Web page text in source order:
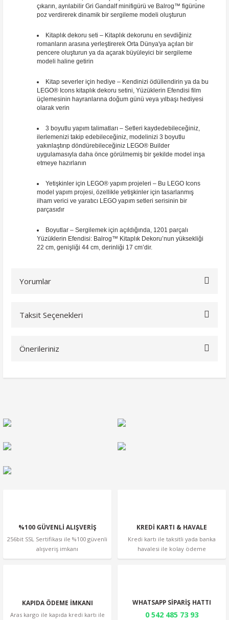
çıkarın, ayrılabilir Gri Gandalf minifigürü ve Balrog™ figürüne
poz verdirerek dinamik bir sergileme modeli oluşturun
Kitaplık dekoru seti – Kitaplık dekorunu en sevdiğiniz
romanların arasına yerleştirerek Orta Dünya'ya açılan bir
pencere oluşturun ya da açarak büyüleyici bir sergileme
modeli haline getirin
Kitap severler için hediye – Kendinizi ödüllendirin ya da bu
LEGO® Icons kitaplık dekoru setini, Yüzüklerin Efendisi film
üçlemesinin hayranlarına doğum günü veya yılbaşı hediyesi
olarak verin
3 boyutlu yapım talimatları – Setleri kaydedebileceğiniz,
ilerlemenizi takip edebileceğiniz, modelinizi 3 boyutlu
yakınlaştırıp döndürebileceğiniz LEGO® Builder
uygulamasıyla daha önce görülmemiş bir şekilde model inşa
etmeye hazırlanın
Yetişkinler için LEGO® yapım projeleri – Bu LEGO Icons
model yapım projesi, özellikle yetişkinler için tasarlanmış
ilham verici ve yaratıcı LEGO yapım setleri serisinin bir
parçasıdır
Boyutlar – Sergilemek için açıldığında, 1201 parçalı
Yüzüklerin Efendisi: Balrog™ Kitaplık Dekoru’nun yüksekliği
22 cm, genişliği 44 cm, derinliği 17 cm’dir.
Yorumlar
Taksit Seçenekleri
Önerileriniz
Ürün resmi kalitesiz, bozuk veya görüntülenemiyor.
Ürün açıklamasında eksik bilgiler bulunuyor.
%100 GÜVENLİ ALIŞVERİŞ
256bit SSL Sertifikası ile %100 güvenli
alışveriş imkanı
KREDİ KARTI & HAVALE
Kredi kartı ile taksitli yada banka
havalesi ile kolay ödeme
KAPIDA ÖDEME İMKANI
Aras kargo ile kapıda kredi kartı ile
WHATSAPP SİPARİŞ HATTI
0 542 485 73 93